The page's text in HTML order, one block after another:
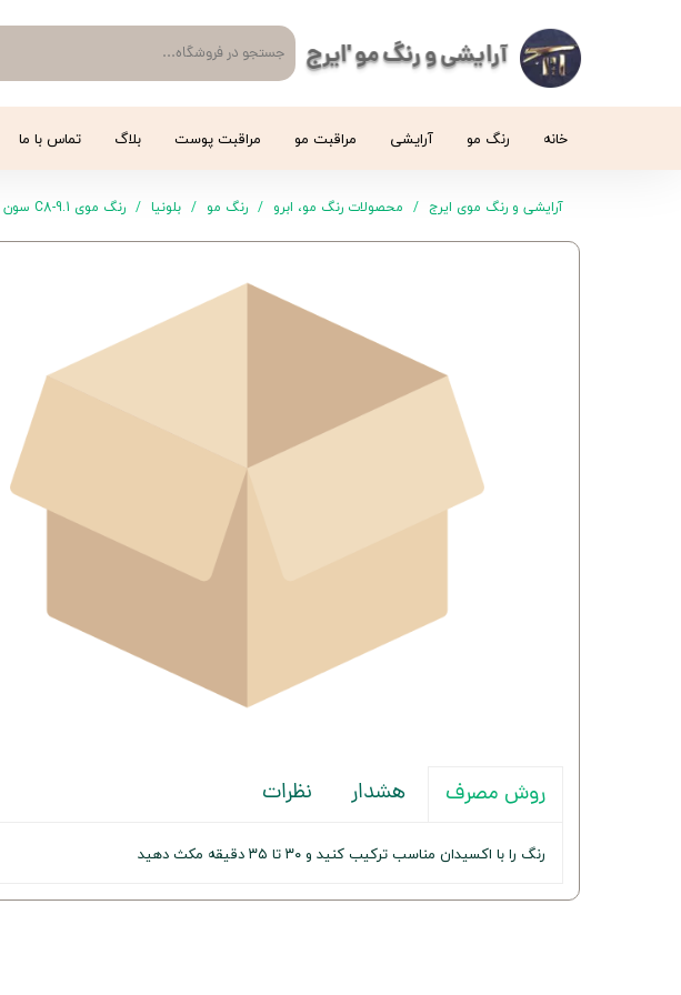
آرایشی و رنگ مو 'ایرج
خانه رنگ مو آرایشی مراقبت مو مراقبت پوست بلاگ تماس با ما
آرایشی و رنگ موی ایرج محصولات رنگ مو، ابرو رنگ مو بلونیا رنگ موی C8-9.1 سون تایم
روش مصرف هشدار نظرات
رنگ را با اکسیدان مناسب ترکیب کنید و ۳۰ تا ۳۵ دقیقه مکث دهید